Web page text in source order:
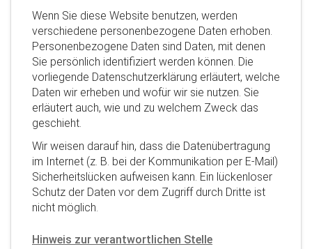
Wenn Sie diese Website benutzen, werden
verschiedene personenbezogene Daten erhoben.
Personenbezogene Daten sind Daten, mit denen
Sie persönlich identifiziert werden können. Die
vorliegende Datenschutzerklärung erläutert, welche
Daten wir erheben und wofür wir sie nutzen. Sie
erläutert auch, wie und zu welchem Zweck das
geschieht.
Wir weisen darauf hin, dass die Datenübertragung
im Internet (z. B. bei der Kommunikation per E-Mail)
Sicherheitslücken aufweisen kann. Ein lückenloser
Schutz der Daten vor dem Zugriff durch Dritte ist
nicht möglich.
Hinweis zur verantwortlichen Stelle